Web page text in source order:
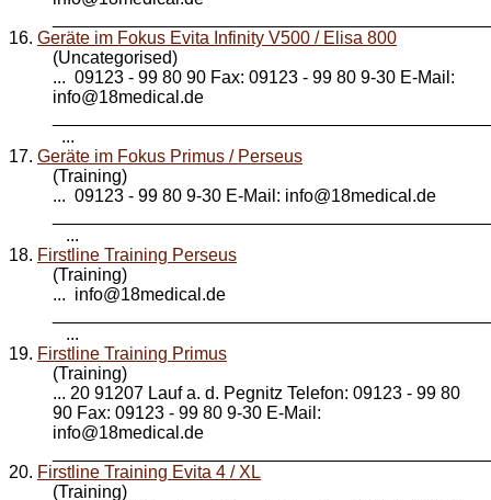
16. Geräte im Fokus Evita Infinity V500 / Elisa 800
(Uncategorised)
... 09123 - 99 80 90 Fax: 09123 - 99 80 9-30 E-Mail:
info@18medical .de
...
17. Geräte im Fokus Primus / Perseus
(Training)
... 09123 - 99 80 9-30 E-Mail: info@18medical .de
...
18. Firstline Training Perseus
(Training)
... info@18medical .de
...
19. Firstline Training Primus
(Training)
... 20 91207 Lauf a. d. Pegnitz Telefon: 09123 - 99 80
90 Fax: 09123 - 99 80 9-30 E-Mail:
info@18medical .de
20. Firstline Training Evita 4 / XL
(Training)